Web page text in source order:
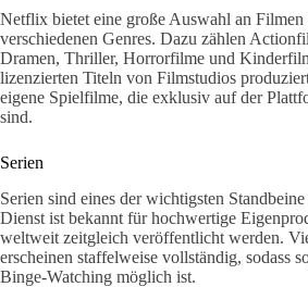
Netflix bietet eine große Auswahl an Filmen
verschiedenen Genres. Dazu zählen
Dramen, Thriller, Horrorfilme und
lizenzierten Titeln von Filmstudios
eigene Spielfilme, die exklusiv auf der
sind.
Serien
Serien sind eines der wichtigsten
Dienst ist bekannt für hochwertige
weltweit zeitgleich veröffentlicht werden.
erscheinen staffelweise vollständig, sodass
Binge-Watching möglich ist.